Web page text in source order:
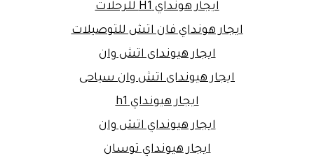
ايجار هونداي H1 للرحلات
ايجار هونداي فان اتش للتوصيلات
ايجار هيونداى اتش وان
ايجار هيونداى اتش وان سياحى
ايجار هيونداي h1
ايجار هيونداي اتش وان
ايجار هيونداي توسان